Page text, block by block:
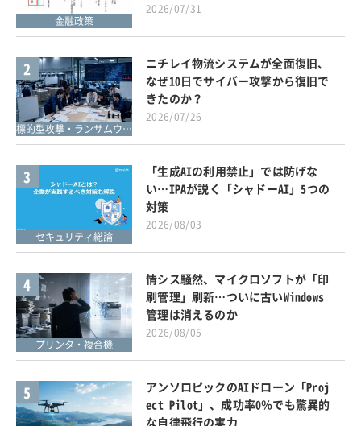
金融政策
2026/07/31
2
標的型攻撃・ランサムウェア対策
ニチレイ物流システムが全面復旧、
なぜ10日でサイバー攻撃から復旧で
きたのか？
2026/07/26
3
セキュリティ総論
「生成AIの利用禁止」では防げな
い…IPAが説く「シャドーAI」5つの
対策
2026/08/03
4
プリンタ・複合機
情シス騒然、マイクロソフトが「印
刷管理」刷新…ついに古いWindows
管理は消えるのか
2026/08/05
5
アンソロピックのAIドローン「Proj
ect Pilot」、成功率0％でも驚異的
な自律飛行の実力